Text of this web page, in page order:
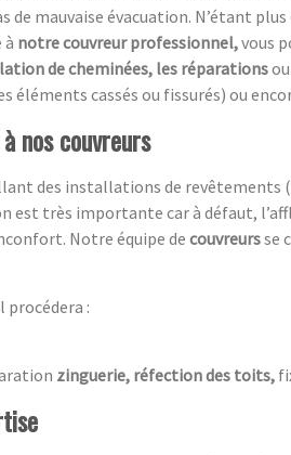
de mauvaise évacuation. N’étant plus
à notre couvreur professionnel,vous
de cheminées, les réparations
cassés ou fissurés) ou
nos couvreurs
des installations de revêtements (
est très importante car à défaut,
Notre équipe de couvreursse
:
zinguerie, réfection des toits,